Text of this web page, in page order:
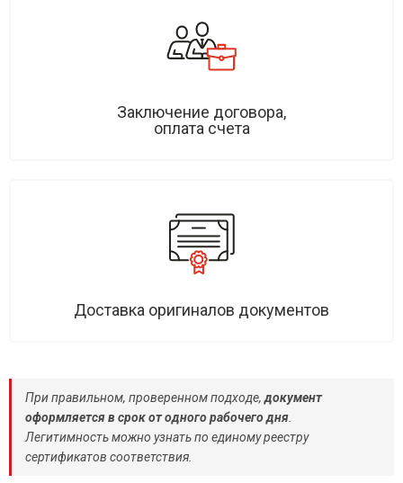
Заключение договора,
оплата счета
Доставка оригиналов документов
При правильном, проверенном подходе,документ
оформляется в срок от одного рабочего дня
Легитимность можно узнать по единому реестру
сертификатов соответствия.